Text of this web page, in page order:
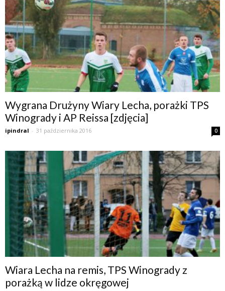
Wygrana Drużyny Wiary Lecha, porażki TPS
Winogrady i AP Reissa [zdjęcia]
ipindral - 31 października 2016 0
Wiara Lecha na remis, TPS Winogrady z
porażką w lidze okręgowej